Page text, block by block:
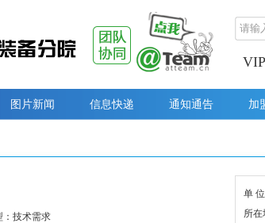
图片新闻 信息快递 通知通告 加
：技术需求
单
所在